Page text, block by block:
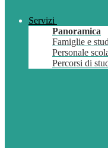
Servizi
Panoramica
Famiglie e
Personale
Percorsi di